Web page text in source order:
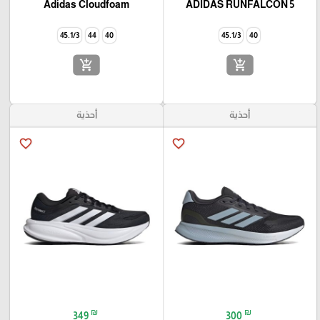
ADIDAS RUNFALCON 5
40
45.1/3
add_shopping_cart
Adidas Cloudfoam
40
44
45.1/3
add_shopping_cart
أحذية
favorite_border
300 ₪
أحذية
favorite_border
349 ₪